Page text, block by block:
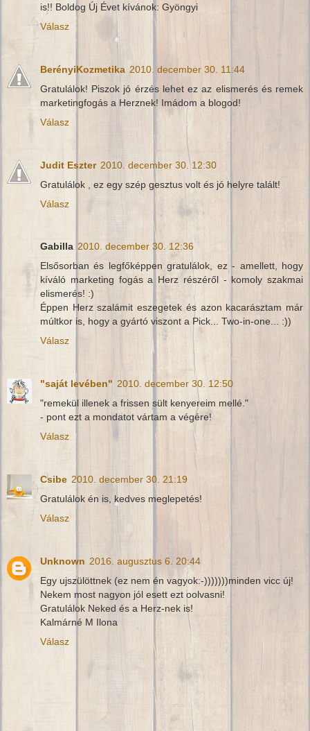
is!! Boldog Új Évet kívánok: Gyöngyi
Válasz
BerényiKozmetika 2010. december 30. 11:44
Gratulálok! Piszok jó érzés lehet ez az elismerés és remek
marketingfogás a Herznek! Imádom a blogod!
Válasz
Judit Eszter 2010. december 30. 12:30
Gratulálok , ez egy szép gesztus volt és jó helyre talált!
Válasz
Gabilla 2010. december 30. 12:36
Elsősorban és legfőképpen gratulálok, ez - amellett, hogy
kíváló marketing fogás a Herz részéről - komoly szakmai
elismerés! :)
Éppen Herz szalámit eszegetek és azon kacarásztam már
múltkor is, hogy a gyártó viszont a Pick... Two-in-one... :))
Válasz
"saját levében" 2010. december 30. 12:50
"remekül illenek a frissen sült kenyereim mellé."
- pont ezt a mondatot vártam a végére!
Válasz
Csibe 2010. december 30. 21:19
Gratulálok én is, kedves meglepetés!
Válasz
Unknown 2016. augusztus 6. 20:44
Egy ujszülöttnek (ez nem én vagyok:-)))))))minden vicc új!
Nekem most nagyon jól esett ezt oolvasni!
Gratulálok Neked és a Herz-nek is!
Kalmárné M Ilona
Válasz